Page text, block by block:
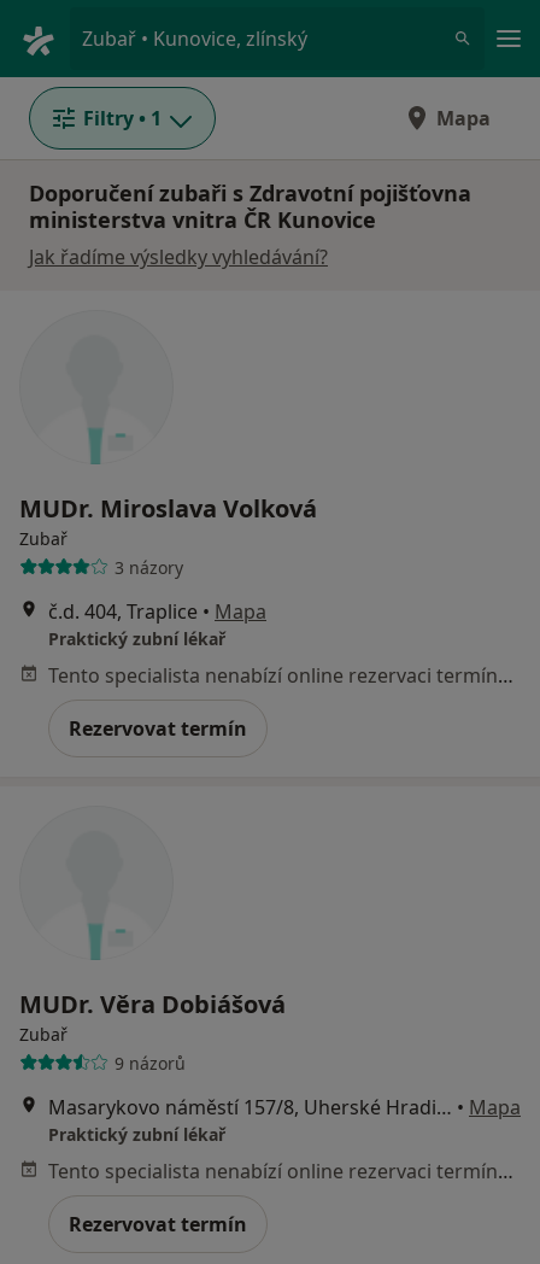
Zubař • Kunovice, zlínský
Filtry • 1 Mapa
Doporučení zubaři s Zdravotní pojišťovna
ministerstva vnitra ČR Kunovice
Jak řadíme výsledky vyhledávání?
MUDr. Miroslava Volková
Zubař
3 názory
č.d. 404, Traplice • Mapa
Praktický zubní lékař
Tento specialista nenabízí online rezervaci termínu na této adrese.
Rezervovat termín
MUDr. Věra Dobiášová
Zubař
9 názorů
Masarykovo náměstí 157/8, Uherské Hradiště • Mapa
Praktický zubní lékař
Tento specialista nenabízí online rezervaci termínu na této adrese.
Rezervovat termín